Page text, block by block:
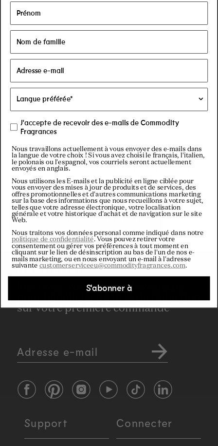
Courriel*
Commentaire
Veuillez noter que les commentaires doivent
être approuvés avant d'être publiés.
Newsletter
Inscrivez-vous à notre Newsletter
pour bénéficier de 10 % de réduction
sur votre première commande
Adresse e-mail
FacebookPinterestInstagramYouTubeTikTokLinkedIn
Support Connecter
J'accepte de recevoir des e-mails de Commodity
Fragrances
Nous travaillons actuellement à vous envoyer des e-mails dans
la langue de votre choix ! Si vous avez choisi le français, l'italien,
le polonais ou l'espagnol, vos courriels seront actuellement
envoyés en anglais.
Nous utilisons les E-mails et la publicité en ligne ciblée pour
vous envoyer des mises à jour de produits et de services, des
offres promotionnelles et d'autres communications marketing
sur la base des informations que nous recueillons à votre sujet,
telles que votre adresse électronique, votre localisation
générale et votre historique d'achat et de navigation sur le site
Web.
Nous traitons vos données personal comme indiqué dans notre
politique de confidentialité. Vous pouvez retirer votre
consentement ou gérer vos préférences à tout moment en
cliquant sur le lien de désinscription au bas de l'un de nos e-
mails marketing, ou en nous envoyant un e-mail à l'adresse
suivante customerserviceeu@commodityfragrances.com.
S'abonner à